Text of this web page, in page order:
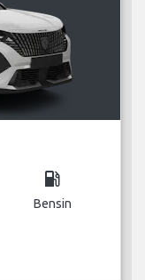
local_gas_station
Bensin